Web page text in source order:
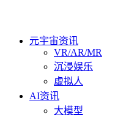
元宇宙资讯
VR/AR/MR
沉浸娱乐
虚拟人
AI资讯
大模型